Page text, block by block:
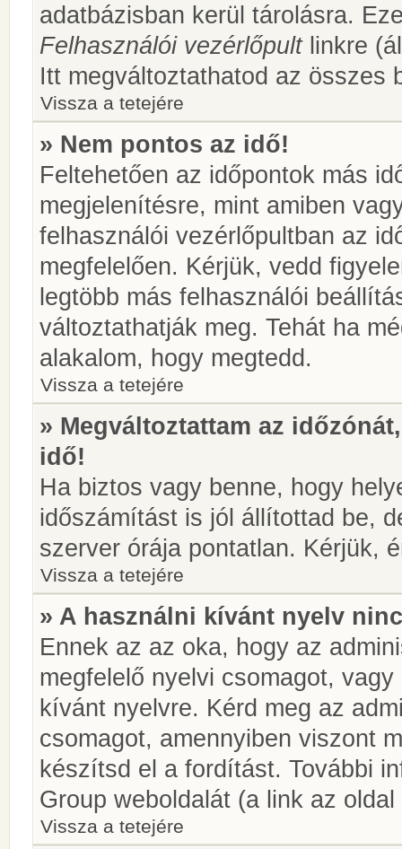
adatbázisban kerül tárolásra.
Felhasználói vezérlőpultlinkre
Itt megváltoztathatod az összes
Vissza a tetejére
» Nem pontos az idő!
Feltehetően az időpontok más
megjelenítésre, mint amiben
felhasználói vezérlőpultban az
megfelelően. Kérjük, vedd
legtöbb más felhasználói
változtathatják meg. Tehát ha
alakalom, hogy megtedd.
Vissza a tetejére
» Megváltoztattam az
idő!
Ha biztos vagy benne, hogy
időszámítást is jól állítottad be,
szerver órája pontatlan. Kérjük,
Vissza a tetejére
» A használni kívánt nyelv
Ennek az az oka, hogy az
megfelelő nyelvi csomagot,
kívánt nyelvre. Kérd meg az
csomagot, amennyiben viszont
készítsd el a fordítást. További
Group weboldalát (a link az
Vissza a tetejére